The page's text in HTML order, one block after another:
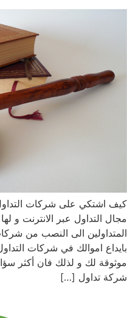
كيف اشتكي على شركات
مجال التداول عبر الانترنت و
المتداولين الى النصب من
بايداع اموالك في شركات
موثوقة لك و لذلك فان أكثر
شركة تداول […]